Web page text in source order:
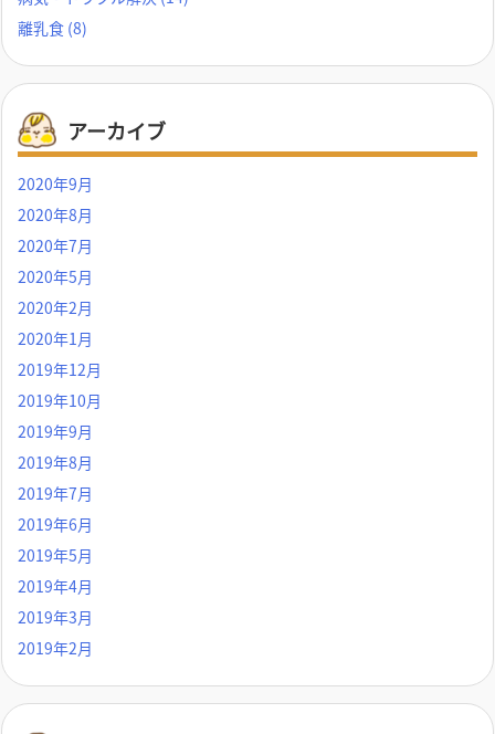
離乳食 (8)
アーカイブ
2020年9月
2020年8月
2020年7月
2020年5月
2020年2月
2020年1月
2019年12月
2019年10月
2019年9月
2019年8月
2019年7月
2019年6月
2019年5月
2019年4月
2019年3月
2019年2月